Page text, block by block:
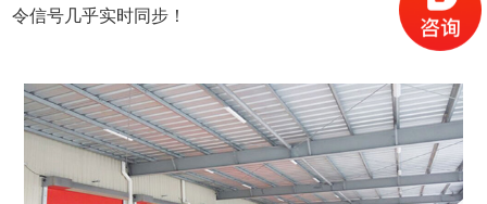
令信号几乎实时同步！